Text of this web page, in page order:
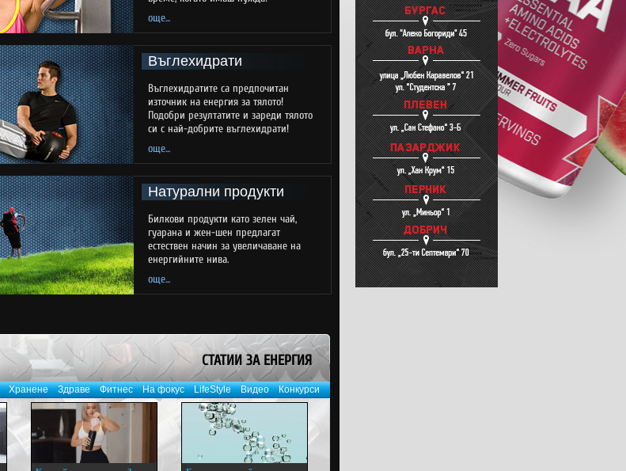
още...
Въглехидрати
Въглехидратите са предпочитан
източник на енергия за тялото!
Подобри резултатите и зареди тялото
си с най-добрите въглехидрати!
още...
Натурални продукти
Билкови продукти като зелен чай,
гуарана и жен-шен предлагат
естествен начин за увеличаване на
енергийните нива.
още...
СТАТИИ ЗА ЕНЕРГИЯ
Хранене Здраве Фитнес На фокус LifeStyle Видео Конкурси